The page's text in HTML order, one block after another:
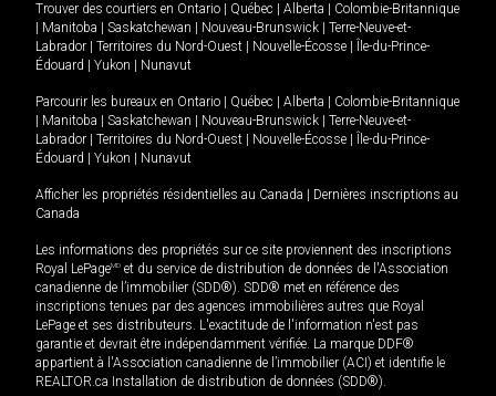
Trouver des courtiers en Ontario Québec Alberta
Colombie-Britannique
Manitoba Saskatchewan Nouveau-Brunswick
Terre-Neuve-et-
Labrador
Territoires du Nord-Ouest Nouvelle-Écosse
Île-du-Prince-
Édouard
Yukon Nunavut
Parcourir les bureaux en Ontario Québec Alberta
Colombie-Britannique
Manitoba Saskatchewan Nouveau-Brunswick
Terre-Neuve-et-
Labrador
Territoires du Nord-Ouest Nouvelle-Écosse
Île-du-Prince-
Édouard
Yukon Nunavut
Afficher les propriétés résidentielles au Canada
Dernières inscriptions au
Canada
Les informations des propriétés sur ce site proviennent des inscriptions
Royal LePageMD et du service de distribution de données de l'Association
canadienne de l’immobilier (SDD®). SDD® met en référence des
inscriptions tenues par des agences immobilières autres que Royal
LePage et ses distributeurs. L'exactitude de l'information n'est pas
garantie et devrait être indépendamment vérifiée. La marque DDF®
appartient à l'Association canadienne de l’immobilier (ACI) et identifie le
REALTOR.ca Installation de distribution de données (SDD®).